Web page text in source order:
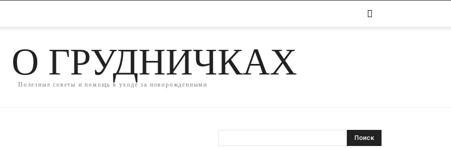
О ГРУДНИЧКАХ
Полезные советы и помощь в уходе за новорожденными